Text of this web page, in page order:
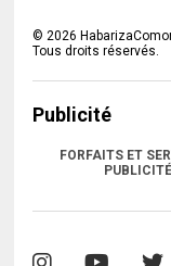
©2026
Tous droits réservés.
Publicité
FORFAITS ET
PUBLICITÉ